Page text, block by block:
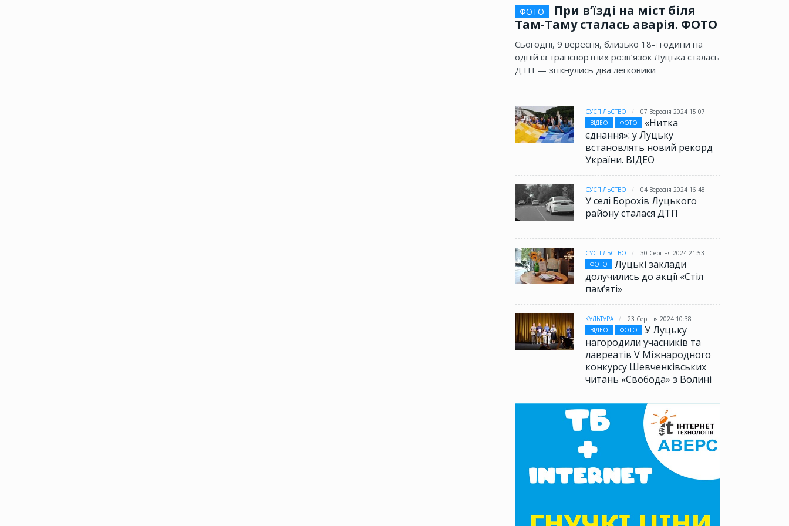
ФОТО
При в’їзді на міст біля
Там-Таму сталась аварія. ФОТО
Сьогодні, 9 вересня, близько 18-ї години на
одній із транспортних розв’язок Луцька сталась
ДТП — зіткнулись два легковики
СУСПІЛЬСТВО
07 Вересня 2024 15:07
ВІДЕО
ФОТО
«Нитка
єднання»: у Луцьку
встановлять новий рекорд
України. ВІДЕО
СУСПІЛЬСТВО 04 Вересня 2024 16:48
У селі Борохів Луцького
району сталася ДТП
СУСПІЛЬСТВО
30 Серпня 2024 21:53
ФОТО
Луцькі заклади
долучились до акції «Стіл
памʼяті»
КУЛЬТУРА
23 Серпня 2024 10:38
ВІДЕО
ФОТО
У Луцьку
нагородили учасників та
лавреатів V Міжнародного
конкурсу Шевченківських
читань «Свобода» з Волині